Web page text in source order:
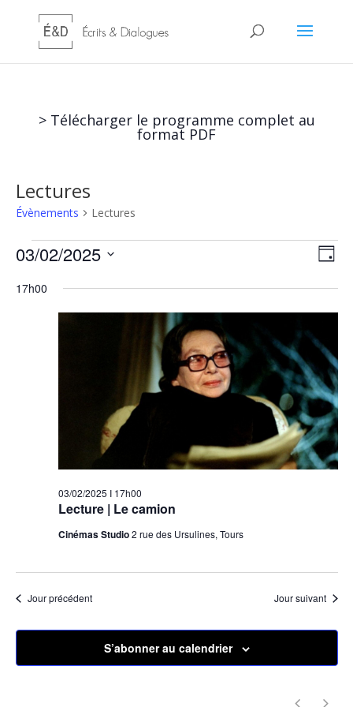
> Télécharger le programme complet au
format PDF
Lectures
Évènements Lectures
Évènements
for
03/02/2025
de
Jour
03/02/2025
une
17h00
Lecture | Le camion
03/02/2025 I 17h00
Cinémas Studio2 rue des Ursulines, Tours
Jour précédent Jour suivant
S’abonner au calendrier